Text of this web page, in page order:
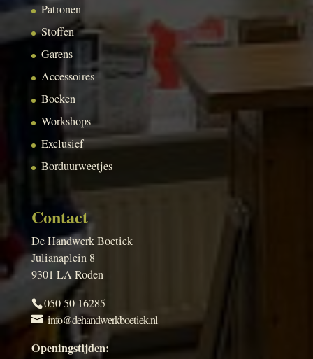
Patronen
Stoffen
Garens
Accessoires
Boeken
Workshops
Exclusief
Borduurweetjes
Contact
De Handwerk Boetiek
Julianaplein 8
9301 LA Roden
050 50 16285
info@dehandwerkboetiek.nl
Openingstijden: